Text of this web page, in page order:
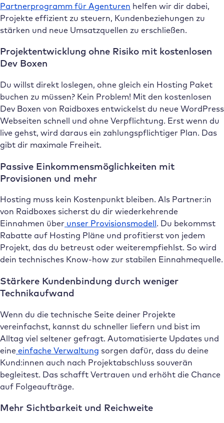
Partnerprogramm für Agenturen helfen wir dir dabei,
Projekte effizient zu steuern, Kundenbeziehungen zu
stärken und neue Umsatzquellen zu erschließen.
Projektentwicklung ohne Risiko mit kostenlosen
Dev Boxen
Du willst direkt loslegen, ohne gleich ein Hosting Paket
buchen zu müssen? Kein Problem! Mit den kostenlosen
Dev Boxen von Raidboxes entwickelst du neue WordPress
Webseiten schnell und ohne Verpflichtung. Erst wenn du
live gehst, wird daraus ein zahlungspflichtiger Plan. Das
gibt dir maximale Freiheit.
Passive Einkommensmöglichkeiten mit
Provisionen und mehr
Hosting muss kein Kostenpunkt bleiben. Als Partner:in
von Raidboxes sicherst du dir wiederkehrende
Einnahmen über unser Provisionsmodell. Du bekommst
Rabatte auf Hosting Pläne und profitierst von jedem
Projekt, das du betreust oder weiterempfiehlst. So wird
dein technisches Know-how zur stabilen Einnahmequelle.
Stärkere Kundenbindung durch weniger
Technikaufwand
Wenn du die technische Seite deiner Projekte
vereinfachst, kannst du schneller liefern und bist im
Alltag viel seltener gefragt. Automatisierte Updates und
eine einfache Verwaltung sorgen dafür, dass du deine
Kund:innen auch nach Projektabschluss souverän
begleitest. Das schafft Vertrauen und erhöht die Chance
auf Folgeaufträge.
Mehr Sichtbarkeit und Reichweite